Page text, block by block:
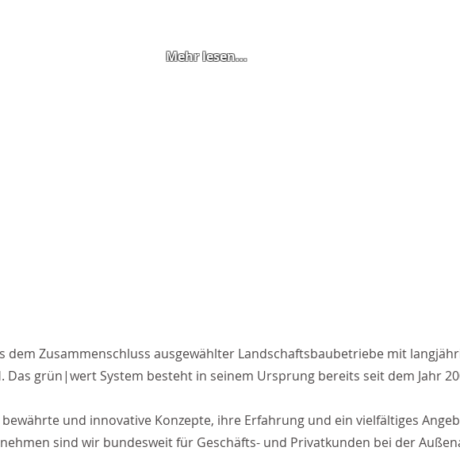
Mehr lesen...
dem Zusammenschluss ausgewählter Landschaftsbaubetriebe mit
grün|wert System besteht in seinem Ursprung bereits seit dem Jahr
und innovative Konzepte, ihre Erfahrung und ein vielfältiges
sind wir bundesweit für Geschäfts- und Privatkunden bei der